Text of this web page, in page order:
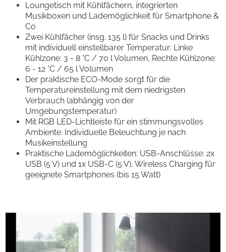
Loungetisch mit Kühlfächern, integrierten
Musikboxen und Lademöglichkeit für Smartphone &
Co
Zwei Kühlfächer (insg. 135 l) für Snacks und Drinks
mit individuell einstellbarer Temperatur: Linke
Kühlzone: 3 - 8 °C / 70 l Volumen, Rechte Kühlzone:
6 - 12 °C / 65 l Volumen
Der praktische ECO-Mode sorgt für die
Temperatureinstellung mit dem niedrigsten
Verbrauch (abhängig von der
Umgebungstemperatur)
Mit RGB LED-Lichtleiste für ein stimmungsvolles
Ambiente: Individuelle Beleuchtung je nach
Musikeinstellung
Praktische Lademöglichkeiten: USB-Anschlüsse: 2x
USB (5 V) und 1x USB-C (5 V), Wireless Charging für
geeignete Smartphones (bis 15 Watt)